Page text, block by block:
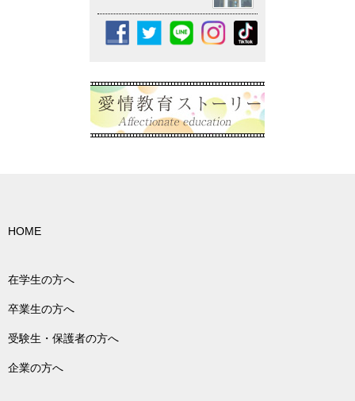
HOME
在学生の方へ
卒業生の方へ
受験生・保護者の方へ
企業の方へ